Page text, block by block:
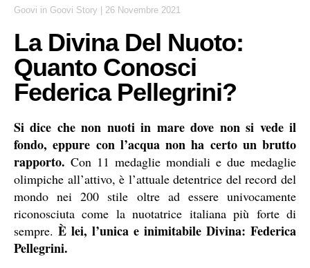
Goovi in Goovi Story 26 Novembre 2021
La Divina Del Nuoto:
Quanto Conosci
Federica Pellegrini?
Si dice che non nuoti in mare dove non si vede il
fondo, eppure con l’acqua non ha certo un brutto
rapporto. Con 11 medaglie mondiali e due medaglie
olimpiche all’attivo, è l’attuale detentrice del record del
mondo nei 200 stile oltre ad essere univocamente
riconosciuta come la nuotatrice italiana più forte di
sempre. È lei, l’unica e inimitabile Divina: Federica
Pellegrini.